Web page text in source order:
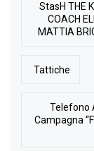
StasH THE
COACH
MATTIA
Tattiche
Telefono
Campagna